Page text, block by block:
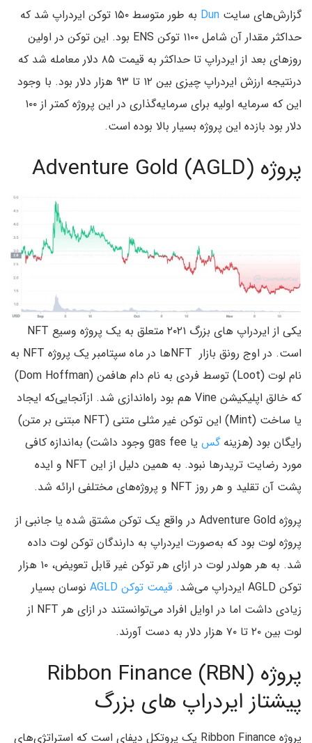
گزارش‌های سایت Dun
به طور متوسط ۱۵۰ توکن ایردراپ شد که
حداکثر مقدار آن شامل ۱۱۰۰ توکن ENS بود. این توکن در اولین
روزهای بعد از ایردراپ تا حداکثر به قیمت ۸۵ دلار معامله شد که
درنتیجه ارزش ایردراپ چیزی بین ۱۲ تا ۹۳ هزار دلار بود. با وجود
این که سرمایه اولیه برای سرمایه‌گذاری در این پروژه کمتر از ۱۰۰
دلار بود بازده این پروژه بسیار بالا بوده است.
پروژه Adventure Gold (AGLD)
یکی از ایردراپ های بزرگ ۲۰۲۱ متعلق به یک پروژه وسیع NFT
است. در اوج رونق بازار NFTها در ماه سپتامبر یک پروژه NFT به
نام لوت (Loot) توسط فردی به نام دام هافمن (Dom Hoffman)
که خالق اپلیکیشن Vine هم بود راه‌اندازی شد. ازآنجایی‌که ایجاد
یا ساخت (Mint) این توکن غیر مثلی متنی (NFT مبتنی بر متن)
رایگان بود (هزینهگس
یا gas fee وجود داشت) به‌اندازه کافی
مورد رضایت تریدرها نبود. به همین دلیل از این NFT و ایده
پشت آن تقلید و هر روز NFT و پروژه‌های مختلفی ارائه شد.
پروژه Adventure Gold در واقع یک توکن مشتق شده یا جانبی از
پروژه لوت بود که به‌صورت ایردراپ به دارندگان توکن لوت داده
شد. به هر هولدر لوت در ازای هر توکن غیر قابل تعویض، ۱۰ هزار
توکن AGLD ایردراپ می‌شد.
قیمت توکن AGLD
نوسان بسیار
زیادی داشت اما در اوایل افراد می‌توانستند در ازای هر NFT از
لوت بین ۲۰ تا ۷۰ هزار دلار به دست آورند.
پروژه Ribbon Finance (RBN)
پیشتاز ایردراپ های بزرگ
پروژه Ribbon Finance یک پروتکل دیفای است که استراتژی‌های